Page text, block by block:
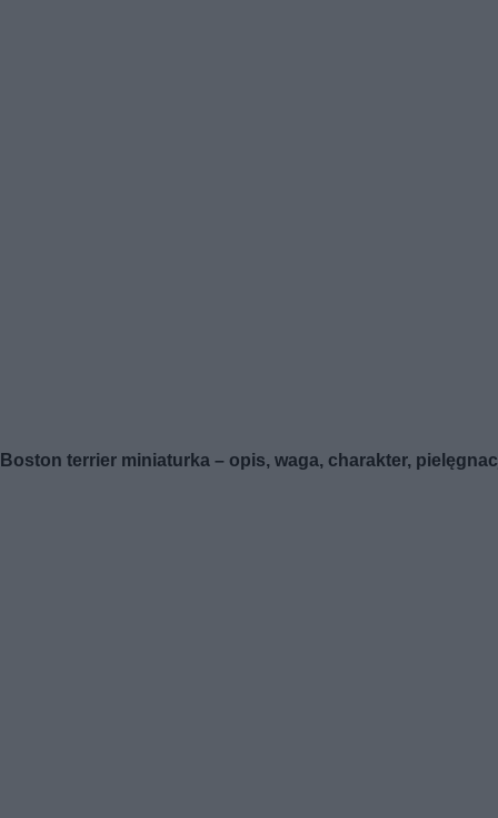
Boston terrier miniaturka – opis, waga, charakter,